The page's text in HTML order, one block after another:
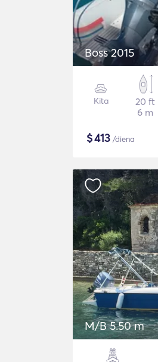
Βoss 2015
Kita
20 ft
6 m
$413 /diena
M/B 5.50 m